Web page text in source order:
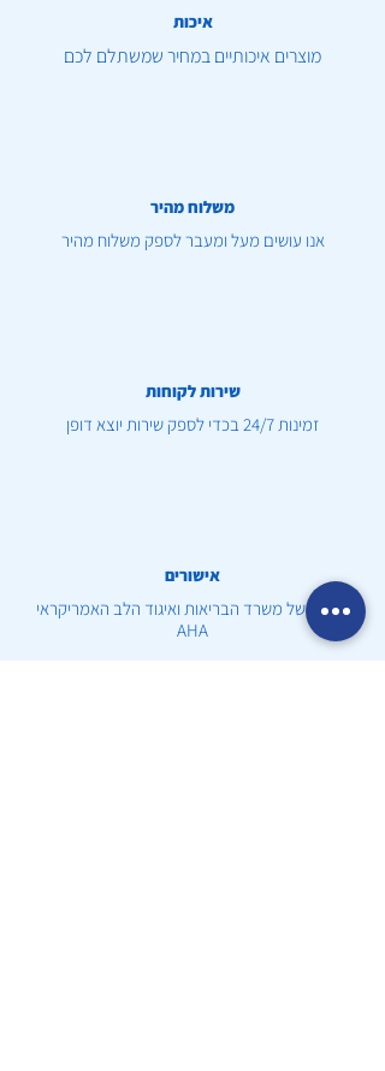
איכות
מוצרים איכותיים במחיר שמשתלם לכם
משלוח מהיר
אנו עושים מעל ומעבר לספק משלוח מהיר
שירות לקוחות
זמינות 24/7 בכדי לספק שירות יוצא דופן
אישורים
הכרה של משרד הבריאות ואיגוד הלב האמריקראי
AHA